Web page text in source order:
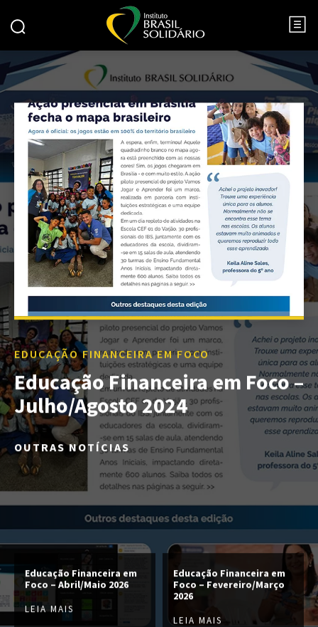
EDUCAÇÃO FINANCEIRA EM FOCO
Educação Financeira em Foco –
Julho/Agosto 2024
OUTRAS NOTÍCIAS
Educação Financeira em
Foco – Abril/Maio 2026
LEIA MAIS
Educação Financeira em
Foco – Fevereiro/Março
2026
LEIA MAIS